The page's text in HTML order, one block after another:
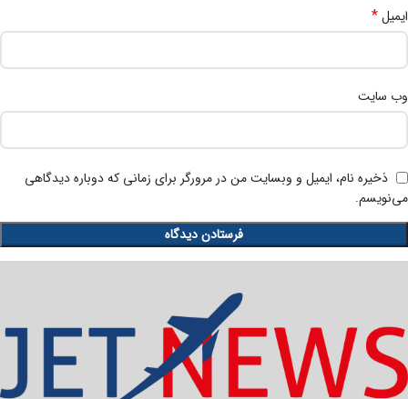
ایمیل*
وب‌ سایت
ذخیره نام، ایمیل و وبسایت من در مرورگر برای زمانی که دوباره دیدگاهی
می‌نویسم.